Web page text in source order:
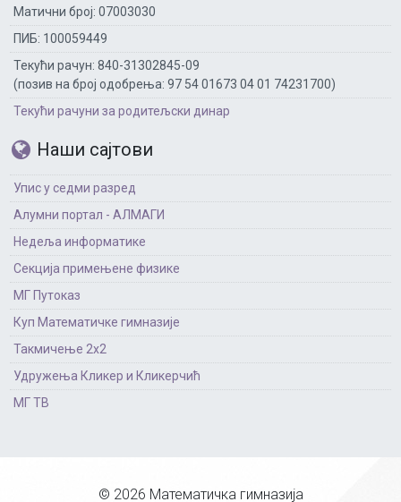
Матични број: 07003030
ПИБ: 100059449
Текући рачун: 840-31302845-09
(позив на број одобрења: 97 54 01673 04 01 74231700)
Текући рачуни за родитељски динар
Наши сајтови
Упис у седми разред
Алумни портал - АЛМАГИ
Недеља информатике
Секција примењене физике
МГ Путоказ
Куп Математичке гимназије
Такмичење 2х2
Удружења Кликер и Кликерчић
МГ ТВ
© 2026 Математичка гимназија